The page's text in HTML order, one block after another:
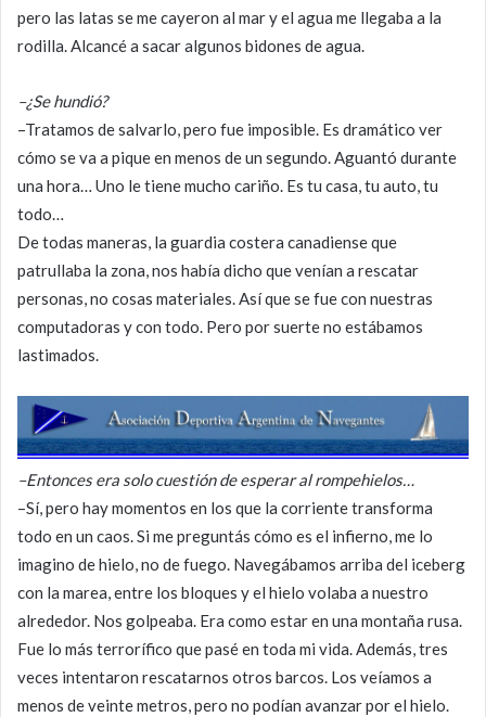
pero las latas se me cayeron al mar y el agua me llegaba a la
rodilla. Alcancé a sacar algunos bidones de agua.
–¿Se hundió?
–Tratamos de salvarlo, pero fue imposible. Es dramático ver
cómo se va a pique en menos de un segundo. Aguantó durante
una hora… Uno le tiene mucho cariño. Es tu casa, tu auto, tu
todo…
De todas maneras, la guardia costera canadiense que
patrullaba la zona, nos había dicho que venían a rescatar
personas, no cosas materiales. Así que se fue con nuestras
computadoras y con todo. Pero por suerte no estábamos
lastimados.
–Entonces era solo cuestión de esperar al rompehielos…
–Sí, pero hay momentos en los que la corriente transforma
todo en un caos. Si me preguntás cómo es el infierno, me lo
imagino de hielo, no de fuego. Navegábamos arriba del iceberg
con la marea, entre los bloques y el hielo volaba a nuestro
alrededor. Nos golpeaba. Era como estar en una montaña rusa.
Fue lo más terrorífico que pasé en toda mi vida. Además, tres
veces intentaron rescatarnos otros barcos. Los veíamos a
menos de veinte metros, pero no podían avanzar por el hielo.